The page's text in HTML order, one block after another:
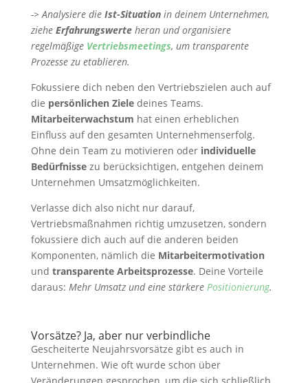
-> Analysiere die Ist-Situationin deinem Unternehmen,
ziehe Erfahrungswerteheran und organisiere
regelmäßige Vertriebsmeetings, um transparente
Prozesse zu etablieren.
Fokussiere dich neben den Vertriebszielen auch auf
die persönlichen Zieledeines Teams.
Mitarbeiterwachstum hat einen erheblichen
Einfluss auf den gesamten Unternehmenserfolg.
Ohne dein Team zu motivieren oder individuelle
Bedürfnissezu berücksichtigen, entgehen deinem
Unternehmen Umsatzmöglichkeiten.
Verlasse dich also nicht nur darauf,
Vertriebsmaßnahmen richtig umzusetzen, sondern
fokussiere dich auch auf die anderen beiden
Komponenten, nämlich die Mitarbeitermotivation
und transparente Arbeitsprozesse. Deine Vorteile
daraus: Mehr Umsatz und eine stärkere Positionierung.
Vorsätze? Ja, aber nur verbindliche
Gescheiterte Neujahrsvorsätze gibt es auch in
Unternehmen. Wie oft wurde schon über